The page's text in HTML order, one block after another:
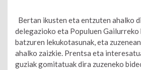
Bertan ikusten eta entzuten ahalko
delegazioko eta Populuen
batzuren lekukotasunak, eta
ahalko zaizkie. Prentsa eta
guziak gomitatuak dira zuzeneko